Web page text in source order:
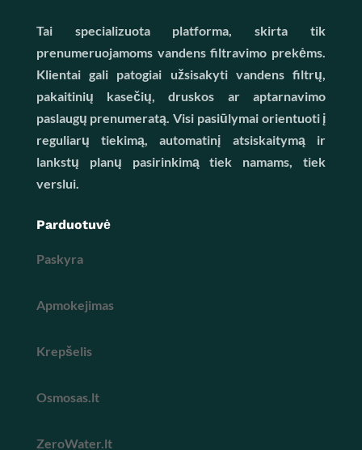
Tai specializuota platforma, skirta tik
prenumeruojamoms vandens filtravimo prekėms.
Klientai gali patogiai užsisakyti vandens filtrų,
pakaitinių kasečių, druskos ar aptarnavimo
paslaugų prenumeratą. Visi pasiūlymai orientuoti į
reguliarų tiekimą, automatinį atsiskaitymą ir
lankstų planų pasirinkimą tiek namams, tiek
verslui.
Parduotuvė
Paskyra
Apmokejimas
Krepšelis
Osmosas.lt
ZeroWater.lt